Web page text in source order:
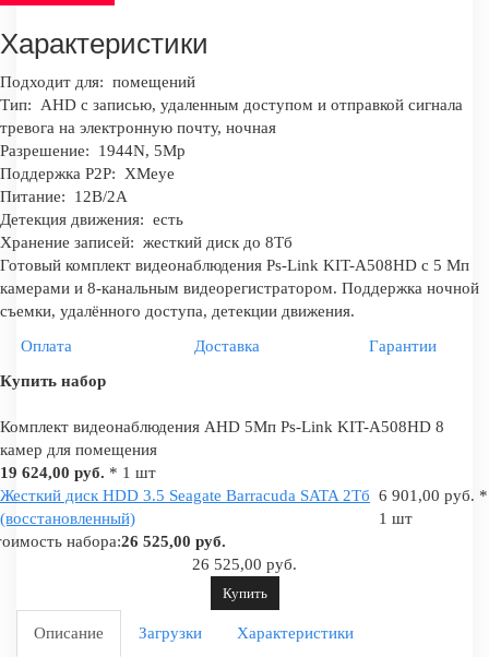
Характеристики
Подходит для: помещений
Тип:
AHD с записью, удаленным доступом и отправкой сигнала
тревога на электронную почту, ночная
Разрешение:
1944N, 5Mp
Поддержка P2P:
XMeye
Питание:
12В/2А
Детекция движения: есть
Хранение записей: жесткий диск до 8Тб
Готовый комплект видеонаблюдения Ps-Link KIT-A508HD с 5 Мп
камерами и 8-канальным видеорегистратором. Поддержка ночной
съемки, удалённого доступа, детекции движения.
Оплата
Доставка
Гарантии
Купить набор
Комплект видеонаблюдения AHD 5Мп Ps-Link KIT-A508HD 8
камер для помещения
19 624,00 руб. * 1 шт
Жесткий диск HDD 3.5 Seagate Barracuda SATA 2Tб
(восстановленный)
6 901,00 руб. *
1 шт
набора:26 525,00 руб.
26 525,00 руб.
Купить
Описание Загрузки Характеристики